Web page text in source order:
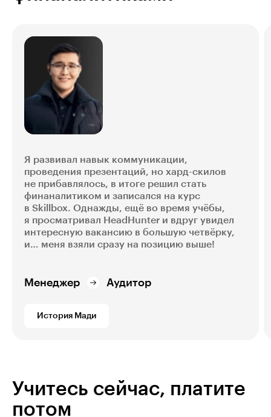
Я развивал навык коммуникации,
проведения презентаций, но хард-скилов
не прибавлялось, в итоге решил стать
финаналитиком и записался на курс
в Skillbox. Однажды, ещё во время учёбы,
я просматривал HeadHunter и вдруг увидел
интересную вакансию в большую четвёрку,
и… меня взяли сразу на позицию выше!
Менеджер Аудитор
История Мади
Учитесь сейчас, платите
потом